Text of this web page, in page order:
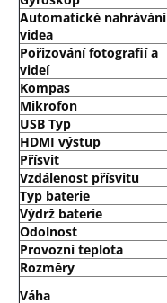
Automatické nahrávání
videa
Pořizování fotografií a
videí
Kompas
Mikrofon
USB Typ
HDMI výstup
Přísvit
Vzdálenost přísvitu
Typ baterie
Výdrž baterie
Odolnost
Provozní teplota
Rozměry
Váha